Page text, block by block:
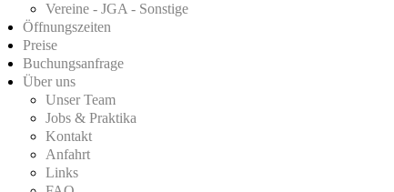
Vereine - JGA - Sonstige
Öffnungszeiten
Preise
Buchungsanfrage
Über uns
Unser Team
Jobs & Praktika
Kontakt
Anfahrt
Links